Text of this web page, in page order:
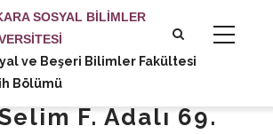
SOSYAL BİLİMLER
ve Beşeri Bilimler Fakültesi
Bölümü
F. Adalı 69.